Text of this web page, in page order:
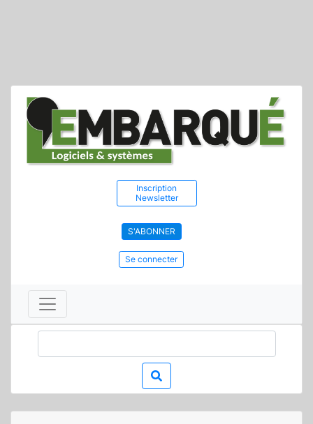
Inscription
Newsletter
S'ABONNER
Se connecter